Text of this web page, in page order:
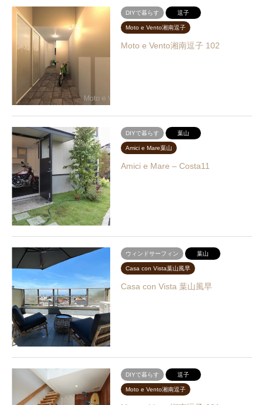
DIYで暮らす 逗子
Moto e Vento湘南逗子
Moto e Vento湘南逗子 102
DIYで暮らす 葉山
Amici e Mare葉山
Amici e Mare – Costa11
ウィンドサーフィン 葉山
Casa con Vista葉山風早
Casa con Vista 葉山風早
DIYで暮らす 逗子
Moto e Vento湘南逗子